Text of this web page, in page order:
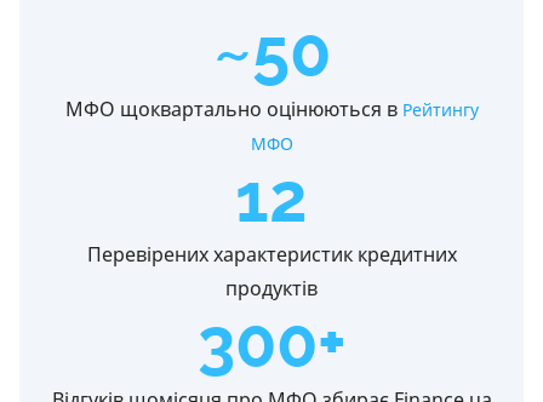
~50
МФО щоквартально оцінюються в Рейтингу
МФО
12
Перевірених характеристик кредитних
продуктів
300+